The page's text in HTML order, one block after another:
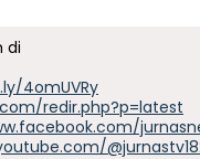
di
4omUVRy
redir.php?p=latest